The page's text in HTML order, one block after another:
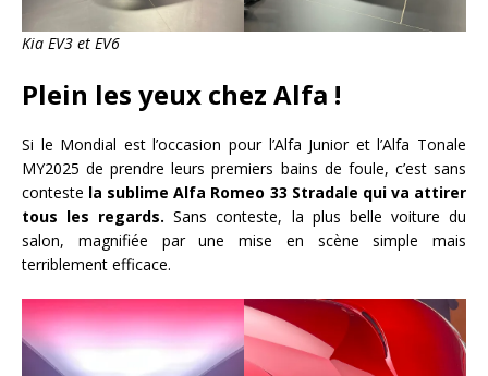
Kia EV3 et EV6
Plein les yeux chez Alfa !
Si le Mondial est l’occasion pour l’Alfa Junior et l’Alfa Tonale
MY2025 de prendre leurs premiers bains de foule, c’est sans
conteste la sublime Alfa Romeo 33 Stradale qui va attirer
tous les regards. Sans conteste, la plus belle voiture du
salon, magnifiée par une mise en scène simple mais
terriblement efficace.